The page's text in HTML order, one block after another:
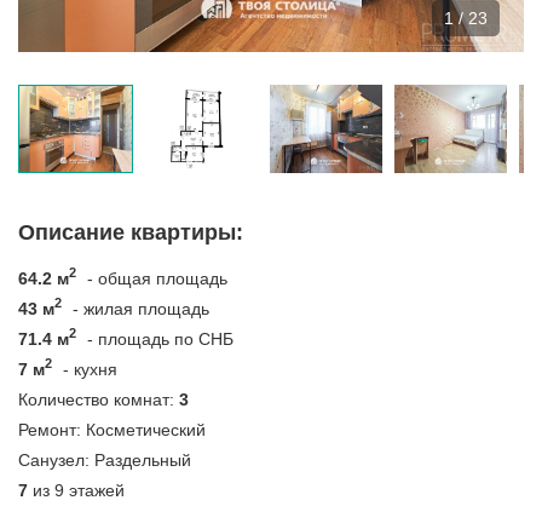
1 / 23
Описание квартиры:
64.2 м2
- общая площадь
43 м2
- жилая площадь
71.4 м2
- площадь по СНБ
7 м2
- кухня
Количество комнат: 3
Ремонт: Косметический
Санузел: Раздельный
7 из 9 этажей